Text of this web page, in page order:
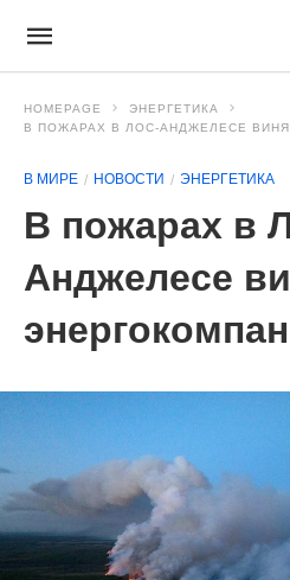
HOMEPAGE
ЭНЕРГЕТИКА
В ПОЖАРАХ В ЛОС-АНДЖЕЛЕСЕ
В МИРЕ НОВОСТИ ЭНЕРГЕТИКА
В пожарах в
Анджелесе